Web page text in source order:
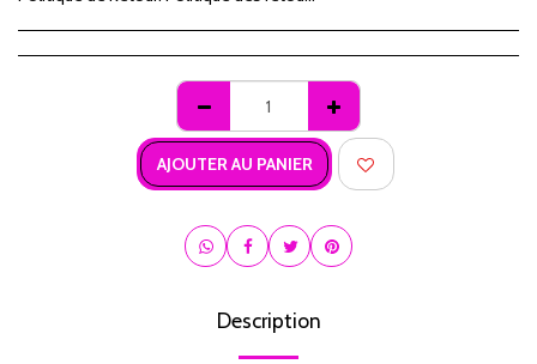
AJOUTER AU PANIER
Description